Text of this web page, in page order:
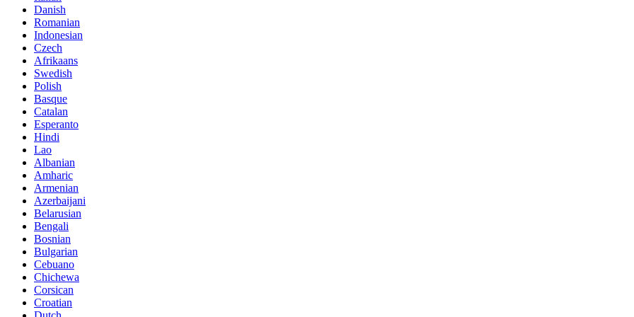
Danish
Romanian
Indonesian
Czech
Afrikaans
Swedish
Polish
Basque
Catalan
Esperanto
Hindi
Lao
Albanian
Amharic
Armenian
Azerbaijani
Belarusian
Bengali
Bosnian
Bulgarian
Cebuano
Chichewa
Corsican
Croatian